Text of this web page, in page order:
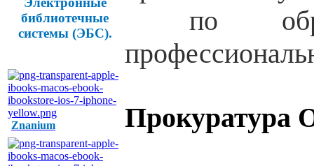
библиотечные
системы (ЭБС).
Znanium
по
Прокуратура